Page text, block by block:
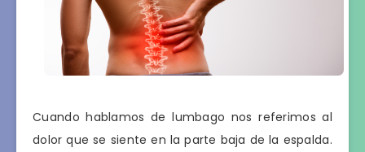
Cuando hablamos de lumbago nos referimos al
dolor que se siente en la parte baja de la espalda.